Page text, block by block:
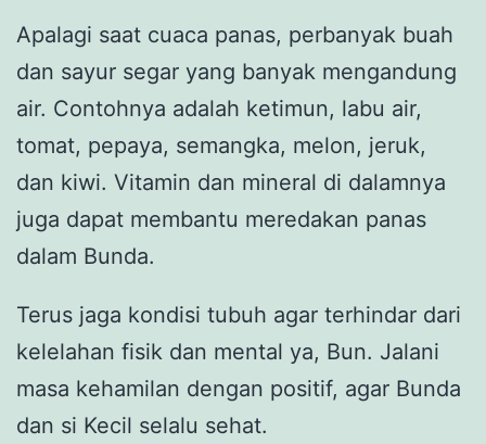
Apalagi saat cuaca panas, perbanyak buah
dan sayur segar yang banyak mengandung
air. Contohnya adalah ketimun, labu air,
tomat, pepaya, semangka, melon, jeruk,
dan kiwi. Vitamin dan mineral di dalamnya
juga dapat membantu meredakan panas
dalam Bunda.
Terus jaga kondisi tubuh agar terhindar dari
kelelahan fisik dan mental ya, Bun. Jalani
masa kehamilan dengan positif, agar Bunda
dan si Kecil selalu sehat.